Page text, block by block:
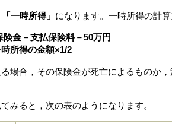
「一時所得」 になります。一時所得の計
険金－支払保険料－50万円
所得の金額×1/2
場合，その保険金が死亡によるものか
みると，次の表のようになります。